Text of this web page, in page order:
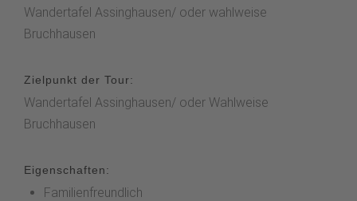
Wandertafel Assinghausen/ oder wahlweise
Bruchhausen
Zielpunkt der Tour:
Wandertafel Assinghausen/ oder Wahlweise
Bruchhausen
Eigenschaften:
Familienfreundlich